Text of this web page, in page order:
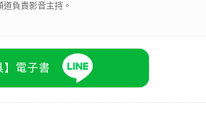
負責影音主持。
電子書